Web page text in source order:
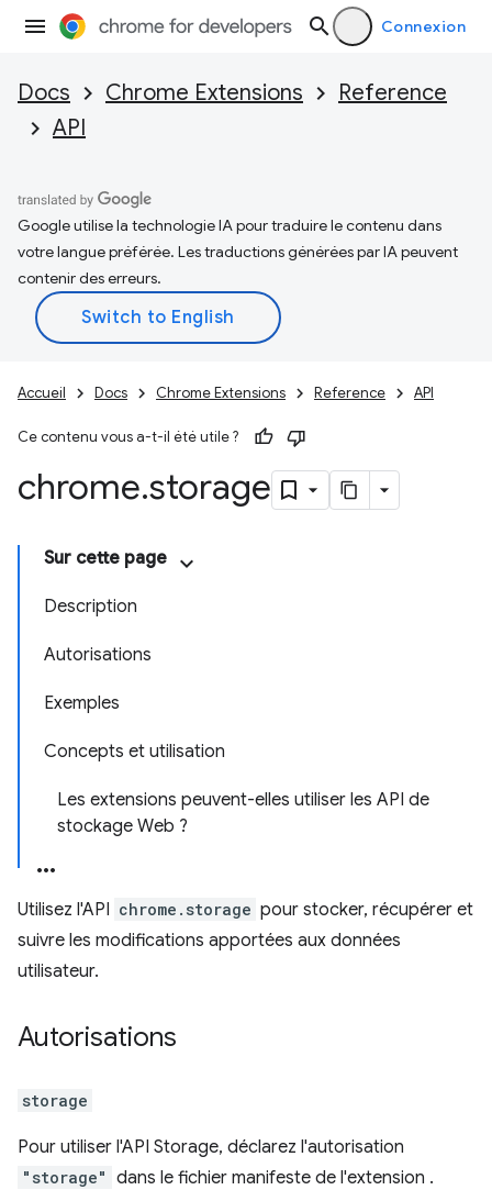
Connexion
Docs Chrome Extensions
Reference
API
Google utilise la technologie IA pour traduire le contenu dans
votre langue préférée. Les traductions générées par IA peuvent
contenir des erreurs.
Accueil Docs Chrome Extensions Reference API
Ce contenu vous a-t-il été utile ?
chrome.storage
Sur cette page
Description
Autorisations
Exemples
Concepts et utilisation
Les extensions peuvent-elles utiliser les API de
stockage Web ?
Utilisez l'API chrome.storage pour stocker, récupérer et
suivre les modifications apportées aux données
utilisateur.
Autorisations
storage
Pour utiliser l'API Storage, déclarez l'autorisation
"storage" dans le fichier manifeste de l'extension .